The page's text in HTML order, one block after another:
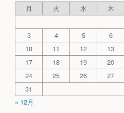
月 火 水 木
3
4 5 6
10
11 12 13
17
18 19 20
24
25 26 27
31
« 12月